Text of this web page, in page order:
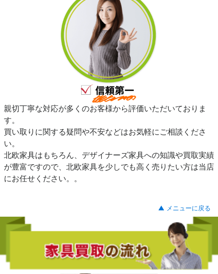
親切丁寧な対応が多くのお客様から評価いただいておりま
す。
買い取りに関する疑問や不安などはお気軽にご相談くださ
い。
北欧家具はもちろん、デザイナーズ家具への知識や買取実績
が豊富ですので、北欧家具を少しでも高く売りたい方は当店
にお任せください。。
▲ メニューに戻る